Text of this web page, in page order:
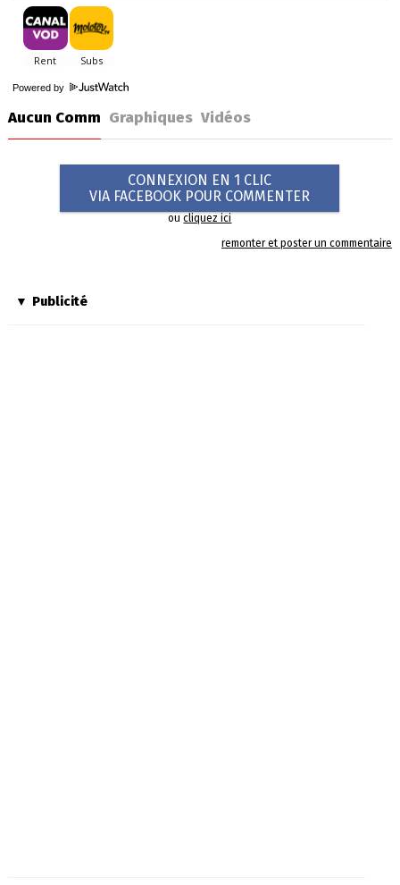
Powered by
Aucun Comm Graphiques Vidéos
CONNEXION EN 1 CLIC
VIA FACEBOOK POUR COMMENTER
oucliquez ici
remonter et poster un commentaire
Publicité